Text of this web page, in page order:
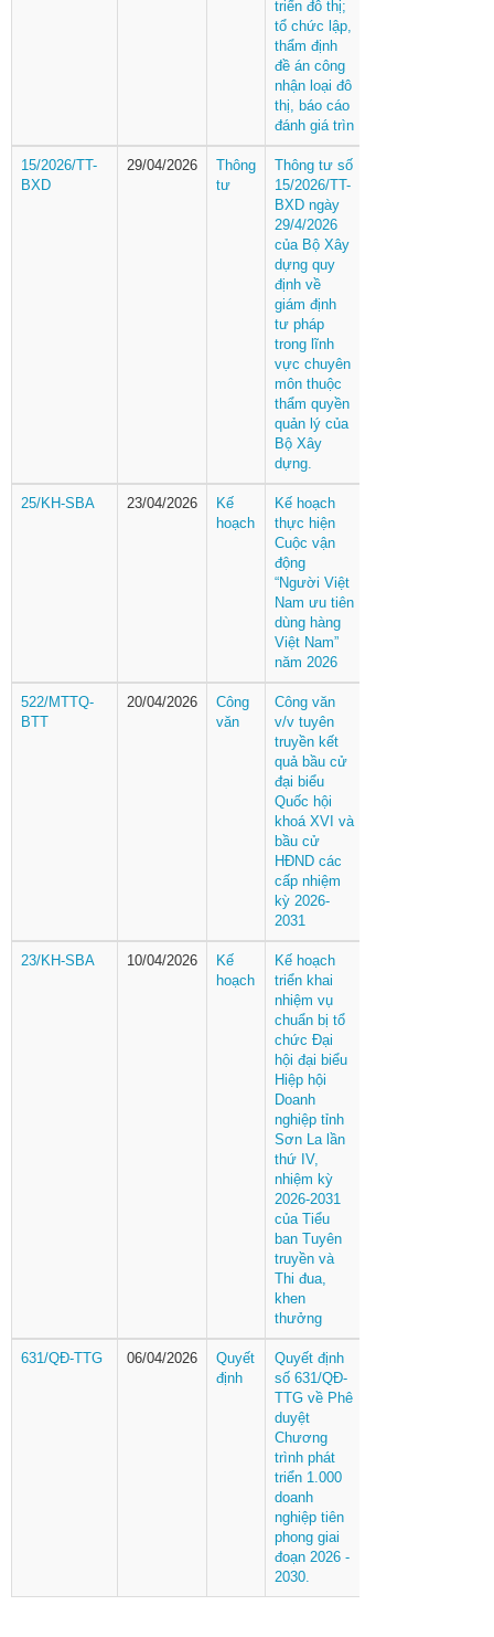
triển đô thị;
tổ chức lập,
thẩm định
đề án công
nhận loại đô
thị, báo cáo
đánh giá trìn
15/2026/TT-
BXD
29/04/2026
Thông
tư
Thông tư số
15/2026/TT-
BXD ngày
29/4/2026
của Bộ Xây
dựng quy
định về
giám định
tư pháp
trong lĩnh
vực chuyên
môn thuộc
thẩm quyền
quản lý của
Bộ Xây
dựng.
25/KH-SBA 23/04/2026
Kế
hoạch
Kế hoạch
thực hiện
Cuộc vận
động
“Người Việt
Nam ưu tiên
dùng hàng
Việt Nam”
năm 2026
522/MTTQ-
BTT
20/04/2026
Công
văn
Công văn
v/v tuyên
truyền kết
quả bầu cử
đại biểu
Quốc hội
khoá XVI và
bầu cử
HĐND các
cấp nhiệm
kỳ 2026-
2031
23/KH-SBA 10/04/2026
Kế
hoạch
Kế hoạch
triển khai
nhiệm vụ
chuẩn bị tổ
chức Đại
hội đại biểu
Hiệp hội
Doanh
nghiệp tỉnh
Sơn La lần
thứ IV,
nhiệm kỳ
2026-2031
của Tiểu
ban Tuyên
truyền và
Thi đua,
khen
thưởng
631/QĐ-TTG 06/04/2026
Quyết
định
Quyết định
số 631/QĐ-
TTG về Phê
duyệt
Chương
trình phát
triển 1.000
doanh
nghiệp tiên
phong giai
đoạn 2026 -
2030.